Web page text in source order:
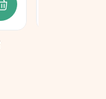
AJOUTER AU PANIER